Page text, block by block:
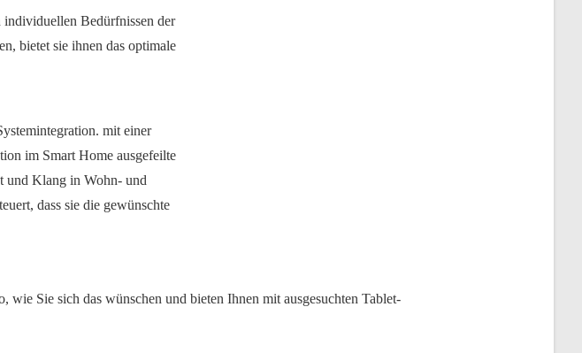
Bedürfnissen der
bietet sie ihnen das optimale
mit einer
im Smart Home ausgefeilte
und Klang in Wohn- und
dass sie die gewünschte
Sie sich das wünschen und bieten Ihnen mit ausgesuchten Tablet-